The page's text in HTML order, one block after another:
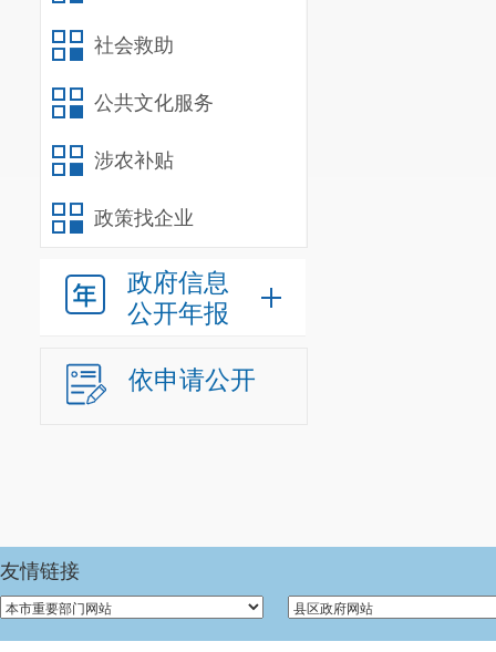
社会救助
公共文化服务
涉农补贴
政策找企业
政府信息
公开年报
依申请公开
友情链接